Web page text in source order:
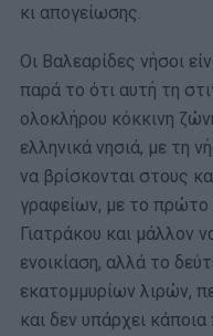
κι απογείωσης.
Οι Βαλεαρίδες νήσοι
παρά το ότι αυτή τη
ολοκλήρου κόκκινη
ελληνικά νησιά, με τη
να βρίσκονται στους
γραφείων, με το πρώτο
Γιατράκου και μάλλον
ενοικίαση, αλλά το
εκατομμυρίων λιρών,
και δεν υπάρχει